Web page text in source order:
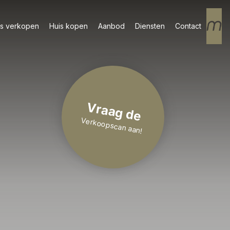
verkopen Huis kopen Aanbod Diensten Contact
Vraag de
Verkoopscan aan!